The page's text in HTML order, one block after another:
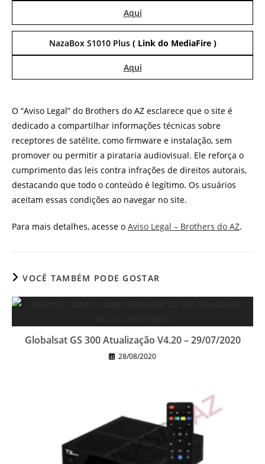
Aqui
NazaBox S1010 Plus( Link do MediaFire )
Aqui
O “Aviso Legal” do Brothers do AZ esclarece que o site é
dedicado a compartilhar informações técnicas sobre
receptores de satélite, como firmware e instalação, sem
promover ou permitir a pirataria audiovisual. Ele reforça o
cumprimento das leis contra infrações de direitos autorais,
destacando que todo o conteúdo é legítimo. Os usuários
aceitam essas condições ao navegar no site.
Para mais detalhes, acesse o Aviso Legal – Brothers do AZ.
VOCÊ TAMBÉM PODE GOSTAR
Globalsat GS 300 Atualização V4.20 – 29/07/2020
28/08/2020